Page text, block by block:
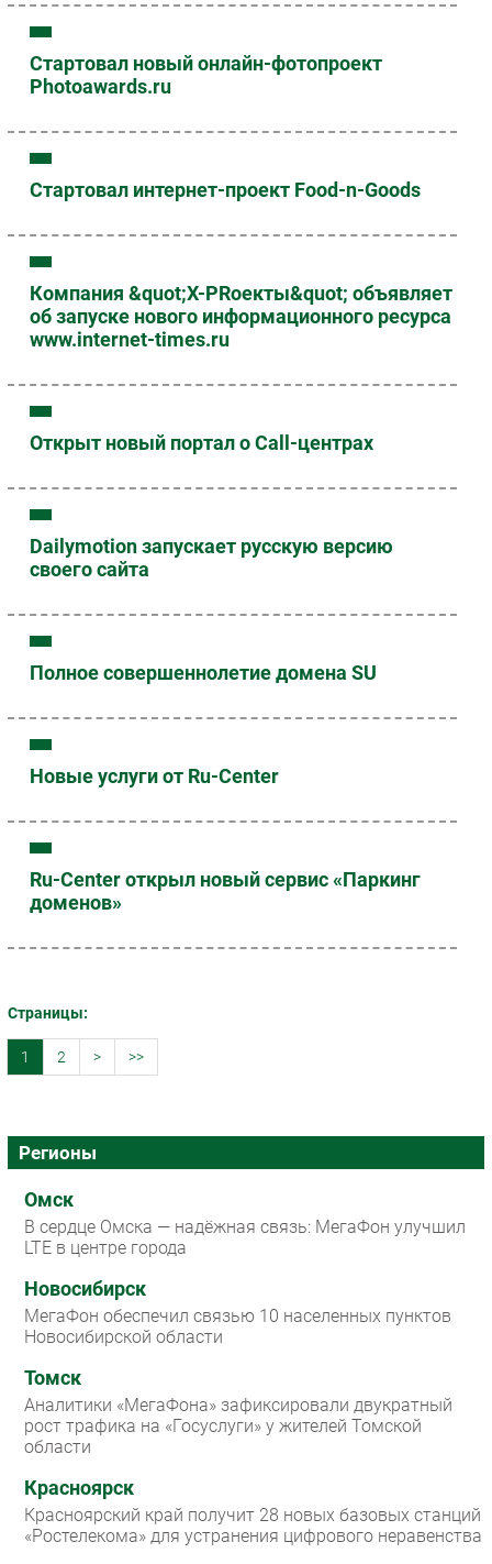
Стартовал новый онлайн-фотопроект
Photoawards.ru
Стартовал интернет-проект Food-n-Goods
Компания &quot;Х-PRоекты&quot; объявляет
об запуске нового информационного ресурса
www.internet-times.ru
Открыт новый портал о Call-центрах
Dailymotion запускает русскую версию
своего сайта
Полное совершеннолетие домена SU
Новые услуги от Ru-Center
Ru-Center открыл новый сервис «Паркинг
доменов»
Страницы:
1 2 > >>
Регионы
Омск
В сердце Омска — надёжная связь: МегаФон улучшил
LTE в центре города
Новосибирск
МегаФон обеспечил связью 10 населенных пунктов
Новосибирской области
Томск
Аналитики «МегаФона» зафиксировали двукратный
рост трафика на «Госуслуги» у жителей Томской
области
Красноярск
Красноярский край получит 28 новых базовых станций
«Ростелекома» для устранения цифрового неравенства